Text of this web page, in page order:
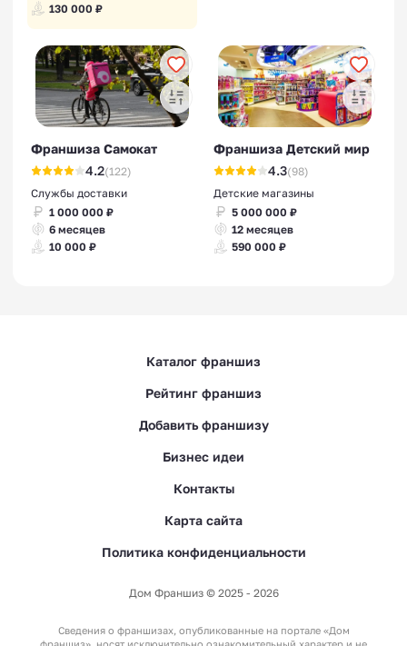
130 000 ₽
Франшиза Самокат
4.2(122)
Службы доставки
1 000 000 ₽
6 месяцев
10 000 ₽
Франшиза Детский мир
4.3(98)
Детские магазины
5 000 000 ₽
12 месяцев
590 000 ₽
Каталог франшиз
Рейтинг франшиз
Добавить франшизу
Бизнес идеи
Контакты
Карта сайта
Политика конфиденциальности
Дом Франшиз © 2025 - 2026